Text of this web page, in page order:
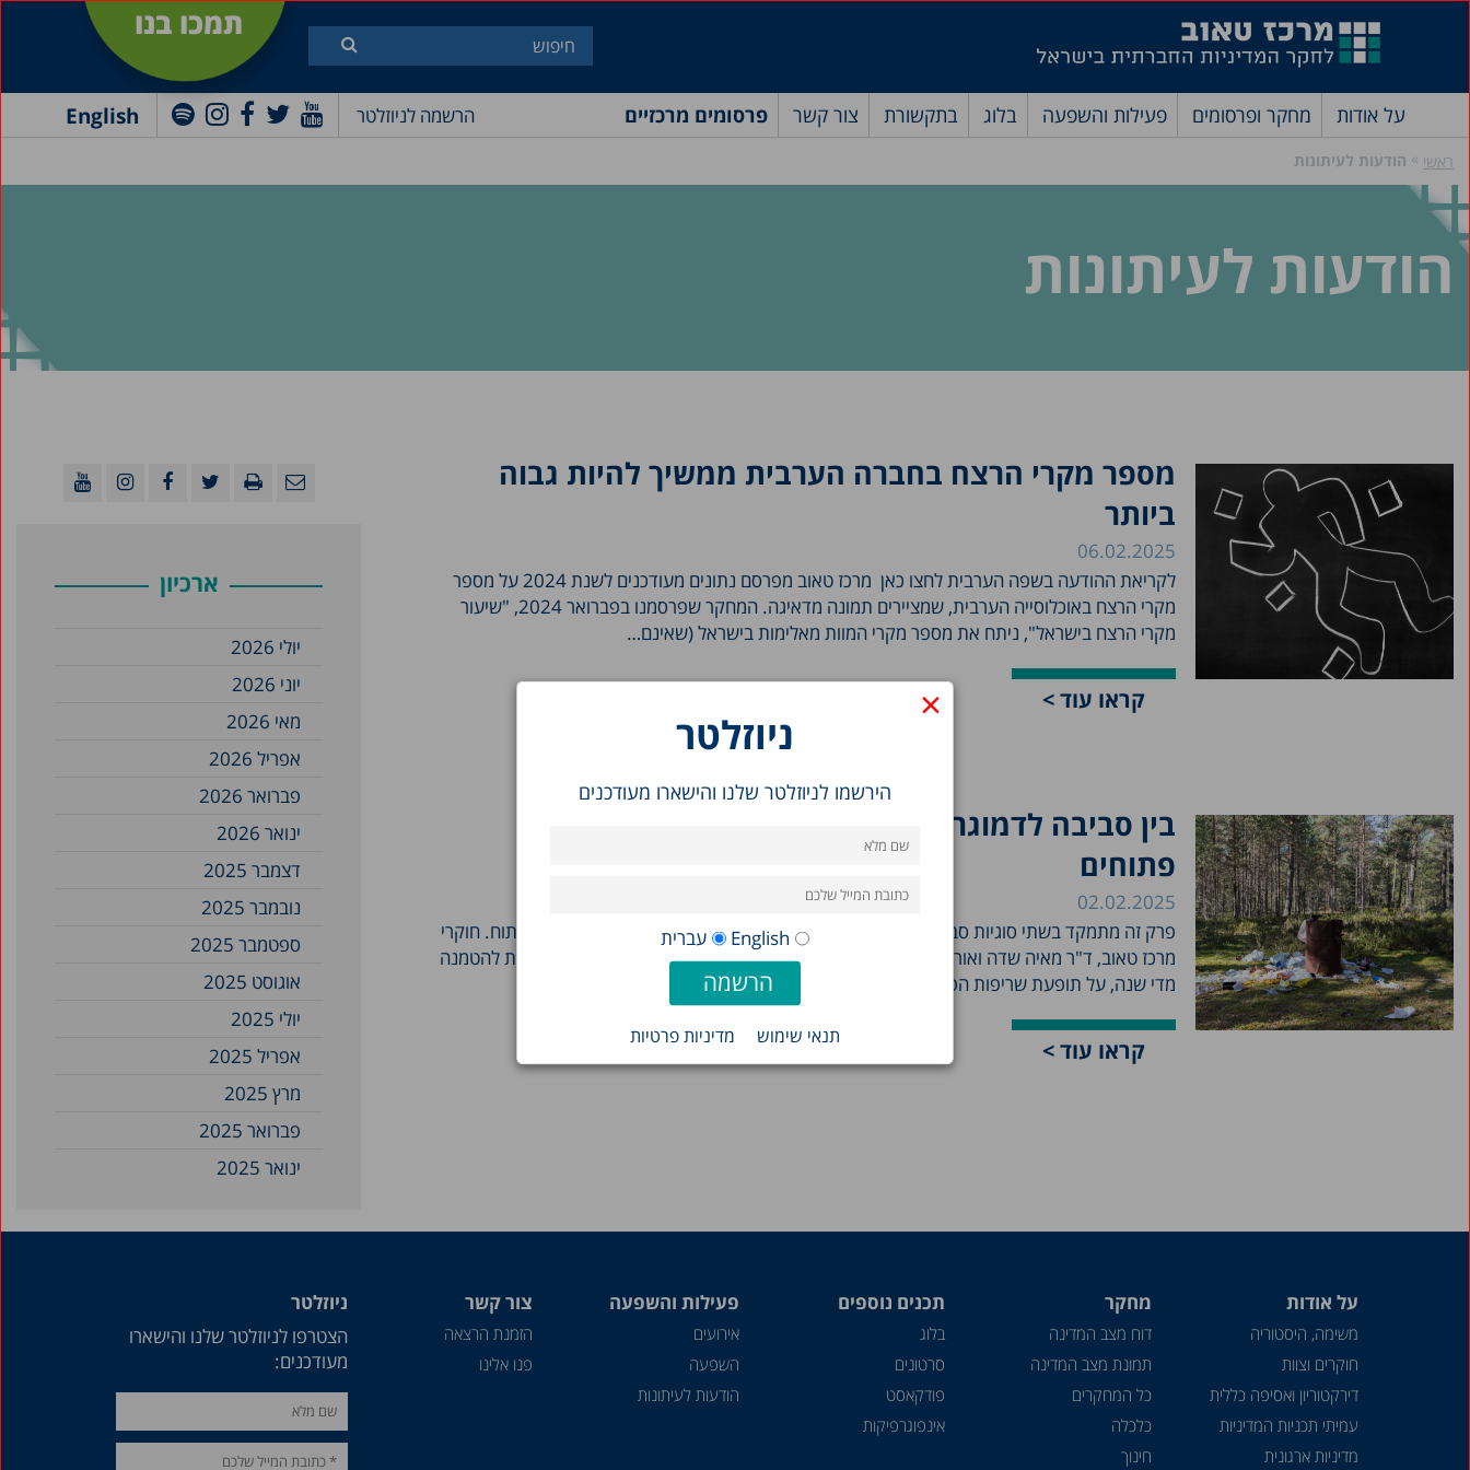
תמכו בנו
על אודות מחקר ופרסומים פעילות והשפעה בלוג בתקשורת צור קשר פרסומים מרכזיים הרשמה לניוזלטר English
×
ניוזלטר
הירשמו לניוזלטר שלנו והישארו מעודכנים
English עברית
תנאי שימוש מדיניות פרטיות
ראשי » הודעות לעיתונות
הודעות לעיתונות
מספר מקרי הרצח בחברה הערבית ממשיך להיות גבוה
ביותר
06.02.2025
לקריאת ההודעה בשפה הערבית לחצו כאן מרכז טאוב מפרסם נתונים מעודכנים לשנת 2024 על מספר
מקרי הרצח באוכלוסייה הערבית, שמציירים תמונה מדאיגה. המחקר שפרסמנו בפברואר 2024, "שיעור
מקרי הרצח בישראל", ניתח את מספר מקרי המוות מאלימות בישראל (שאינם…
קראו עוד >
בין סביבה לדמוגרפיה: משבר הפסולת ואובדן שטחים
פתוחים
02.02.2025
פרק זה מתמקד בשתי סוגיות סביבתיות מרכזיות: משבר הפסולת וכריתת עצים לצורכי בנייה ופיתוח. חוקרי
מרכז טאוב, ד"ר מאיה שדה ואור סימן טוב, מציגים נתונים מטרידים על כמויות הפסולת המועברות להטמנה
מדי שנה, על תופעת שריפות הפסולת הבלתי…
קראו עוד >
ארכיון
יולי 2026
יוני 2026
מאי 2026
אפריל 2026
פברואר 2026
ינואר 2026
דצמבר 2025
נובמבר 2025
ספטמבר 2025
אוגוסט 2025
יולי 2025
אפריל 2025
מרץ 2025
פברואר 2025
ינואר 2025
אוגוסט 2024
יולי 2024
יוני 2024
מאי 2024
אפריל 2024
על אודות
משימה, היסטוריה
חוקרים וצוות
דירקטוריון ואסיפה כללית
עמיתי תכניות המדיניות
מדיניות ארגונית
מחקר
דוח מצב המדינה
תמונת מצב המדינה
כל המחקרים
כלכלה
חינוך
תכנים נוספים
בלוג
סרטונים
פודקאסט
אינפוגרפיקות
פעילות והשפעה
אירועים
השפעה
הודעות לעיתונות
צור קשר
הזמנת הרצאה
פנו אלינו
ניוזלטר
הצטרפו לניוזלטר שלנו והישארו
מעודכנים: